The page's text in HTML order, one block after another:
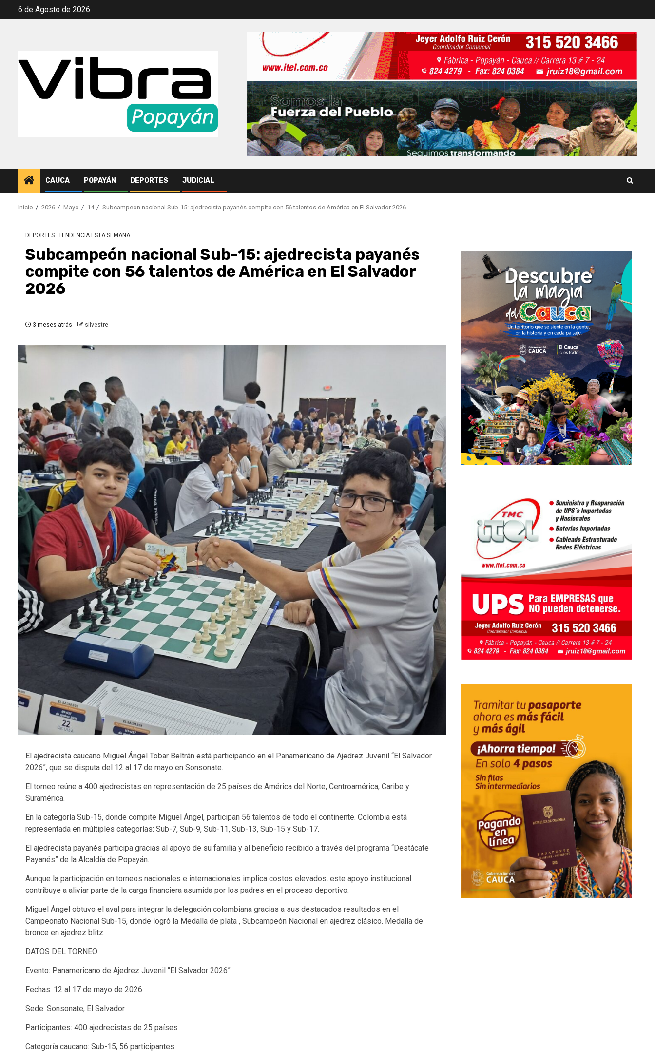
Saltar6 de Agosto de 2026
CAUCA POPAYÁN DEPORTES JUDICIAL
Inicio 2026 Mayo 14 Subcampeón nacional Sub-15: ajedrecista payanés compite con 56 talentos de América en El Salvador 2026
DEPORTES TENDENCIA ESTA SEMANA
Subcampeón nacional Sub-15: ajedrecista payanés
compite con 56 talentos de América en El Salvador
2026
3 meses atrás silvestre
El ajedrecista caucano Miguel Ángel Tobar Beltrán está participando en el Panamericano de Ajedrez Juvenil “El Salvador
2026”, que se disputa del 12 al 17 de mayo en Sonsonate.
El torneo reúne a 400 ajedrecistas en representación de 25 países de América del Norte, Centroamérica, Caribe y
Suramérica.
En la categoría Sub-15, donde compite Miguel Ángel, participan 56 talentos de todo el continente. Colombia está
representada en múltiples categorías: Sub-7, Sub-9, Sub-11, Sub-13, Sub-15 y Sub-17.
El ajedrecista payanés participa gracias al apoyo de su familia y al beneficio recibido a través del programa “Destácate
Payanés” de la Alcaldía de Popayán.
Aunque la participación en torneos nacionales e internacionales implica costos elevados, este apoyo institucional
contribuye a aliviar parte de la carga financiera asumida por los padres en el proceso deportivo.
Miguel Ángel obtuvo el aval para integrar la delegación colombiana gracias a sus destacados resultados en el
Campeonato Nacional Sub-15, donde logró la Medalla de plata , Subcampeón Nacional en ajedrez clásico. Medalla de
bronce en ajedrez blitz.
DATOS DEL TORNEO:
Evento: Panamericano de Ajedrez Juvenil “El Salvador 2026”
Fechas: 12 al 17 de mayo de 2026
Sede: Sonsonate, El Salvador
Participantes: 400 ajedrecistas de 25 países
Categoría caucano: Sub-15, 56 participantes